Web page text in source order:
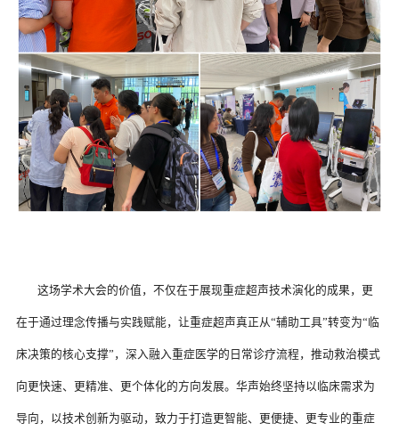
在于通过理念传播与实践赋能，让重症超声真正从“辅助工具”转变为“临
床决策的核心支撑”，深入融入重症医学的日常诊疗流程，推动救治模式
向更快速、更精准、更个体化的方向发展。华声始终坚持以临床需求为
导向，以技术创新为驱动，致力于打造更智能、更便捷、更专业的重症